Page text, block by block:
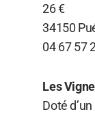
26 €
34150
04 67 57
Les
Doté